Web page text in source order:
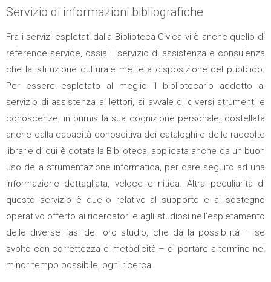
Servizio di informazioni bibliografiche
Fra i servizi espletati dalla Biblioteca Civica vi è anche quello di
reference service, ossia il servizio di assistenza e consulenza
che la istituzione culturale mette a disposizione del pubblico.
Per essere espletato al meglio il bibliotecario addetto al
servizio di assistenza ai lettori, si avvale di diversi strumenti e
conoscenze; in primis la sua cognizione personale, costellata
anche dalla capacità conoscitiva dei cataloghi e delle raccolte
librarie di cui è dotata la Biblioteca, applicata anche da un buon
uso della strumentazione informatica, per dare seguito ad una
informazione dettagliata, veloce e nitida. Altra peculiarità di
questo servizio è quello relativo al supporto e al sostegno
operativo offerto ai ricercatori e agli studiosi nell’espletamento
delle diverse fasi del loro studio, che dà la possibilità – se
svolto con correttezza e metodicità – di portare a termine nel
minor tempo possibile, ogni ricerca.